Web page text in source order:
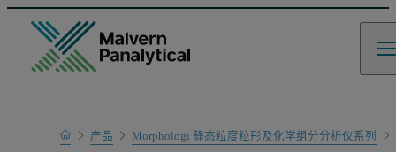
Home产品
产品系列
Morphologi 静态粒度粒形及化学组分分析仪系列